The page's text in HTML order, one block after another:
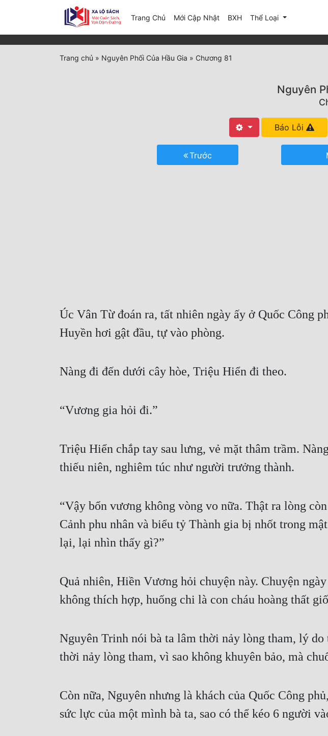
Trang Chủ Mới Cập Nhật(current)
BXH Thể Loại
Trang chủ » Nguyên Phối Của Hầu Gia » Chương 81
Nguyên
Báo Lỗi
Trước
Úc Vân Từ đoán ra, tất nhiên ngày ấy ở Quốc Công
Huyền hơi gật đầu, tự vào phòng.
Nàng đi đến dưới cây hòe, Triệu Hiển đi theo.
“Vương gia hỏi đi.”
Triệu Hiển chắp tay sau lưng, vẻ mặt thâm trầm.
thiếu niên, nghiêm túc như người trưởng thành.
“Vậy bổn vương không vòng vo nữa. Thật ra lòng
Cảnh phu nhân và biểu tỷ Thành gia bị nhốt trong
lại, lại nhìn thấy gì?”
Quả nhiên, Hiền Vương hỏi chuyện này. Chuyện
không thích hợp, huống chi là con cháu hoàng thất
Nguyên Trinh nói bà ta lâm thời nảy lòng tham, lý
thời nảy lòng tham, vì sao không khuyên bảo, mà
Còn nữa, Nguyên nhưng là khách của Quốc Công
sức lực của một mình bà ta, sao có thể kéo 6 người